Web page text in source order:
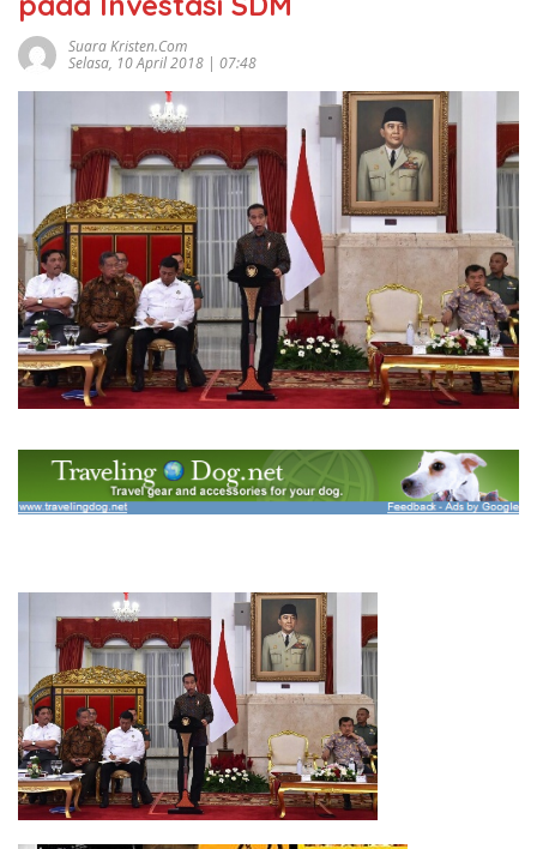
Suara Kristen.com
Selasa, 10 April 2018 | 07:48